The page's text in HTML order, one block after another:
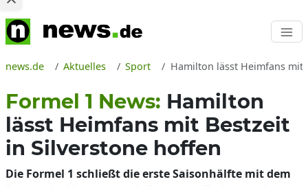
news.de Aktuelles Sport Hamilton lässt Heimfans mit
Formel 1 News: Hamilton
lässt Heimfans mit Bestzeit
in Silverstone hoffen
Die Formel 1 schließt die erste Saisonhälfte mit dem